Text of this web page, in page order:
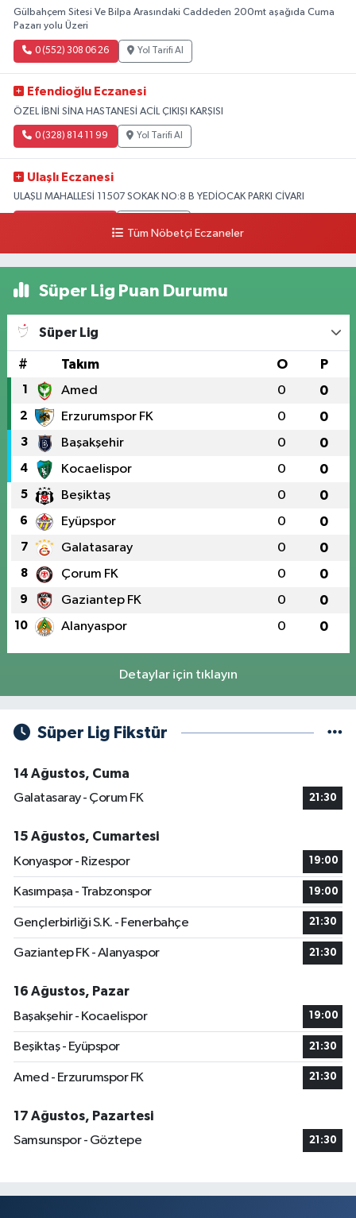
Gülbahçem Sitesi Ve Bilpa Arasındaki Caddeden 200mt aşağıda Cuma
Pazarı yolu Üzeri
0 (552) 308 06 26 Yol Tarifi Al
Efendioğlu Eczanesi
ÖZEL İBNİ SİNA HASTANESİ ACİL ÇIKIŞI KARŞISI
0 (328) 814 11 99 Yol Tarifi Al
Ulaşlı Eczanesi
ULAŞLI MAHALLESİ 11507 SOKAK NO:8 B YEDİOCAK PARKI CİVARI
Tüm Nöbetçi Eczaneler
Süper Lig Puan Durumu
Süper Lig
# Takım O P
1 Amed 0 0
2 Erzurumspor FK 0 0
3 Başakşehir 0 0
4 Kocaelispor 0 0
5 Beşiktaş 0 0
6 Eyüpspor 0 0
7 Galatasaray 0 0
8 Çorum FK 0 0
9 Gaziantep FK 0 0
10 Alanyaspor 0 0
Detaylar için tıklayın
Süper Lig Fikstür
14 Ağustos, Cuma
Galatasaray - Çorum FK
21:30
15 Ağustos, Cumartesi
Konyaspor - Rizespor
19:00
Kasımpaşa - Trabzonspor 19:00
Gençlerbirliği S.K. - Fenerbahçe 21:30
Gaziantep FK - Alanyaspor 21:30
16 Ağustos, Pazar
Başakşehir - Kocaelispor
19:00
Beşiktaş - Eyüpspor 21:30
Amed - Erzurumspor FK 21:30
17 Ağustos, Pazartesi
Samsunspor - Göztepe
21:30